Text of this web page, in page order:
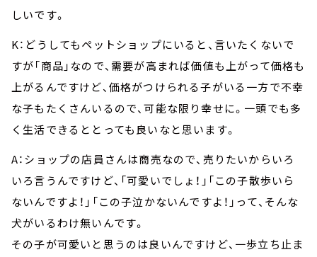
しいです。
K：どうしてもペットショップにいると、言いたくないで
すが「商品」なので、需要が高まれば価値も上がって価格も
上がるんですけど、価格がつけられる子がいる一方で不幸
な子もたくさんいるので、可能な限り幸せに。一頭でも多
く生活できるととっても良いなと思います。
A：ショップの店員さんは商売なので、売りたいからいろ
いろ言うんですけど、「可愛いでしょ！」「この子散歩いら
ないんですよ！」「この子泣かないんですよ！」って、そんな
犬がいるわけ無いんです。
その子が可愛いと思うのは良いんですけど、一歩立ち止ま